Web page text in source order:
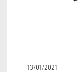
13/01/2021